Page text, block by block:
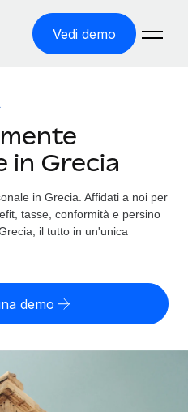
Vedi demo
in tutta semplicità
all’impiego per ogni Paese
con gli altri
tua piattaforma in modo
in Grecia
in Grecia. Affidati a noi per
tasse, conformità e persino
il tutto in un'unica
demo